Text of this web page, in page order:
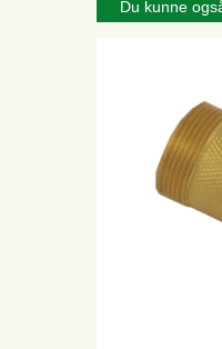
Du kunne